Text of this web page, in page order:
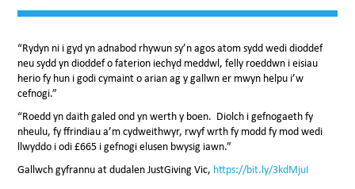
“Rydyn ni i gyd yn adnabod rhywun sy’n agos atom sydd wedi dioddef
neu sydd yn dioddef o faterion iechyd meddwl, felly roeddwn i eisiau
herio fy hun i godi cymaint o arian ag y gallwn er mwyn helpu i’w
cefnogi.”
“Roedd yn daith galed ond yn werth y boen. Diolch i gefnogaeth fy
nheulu, fy ffrindiau a’m cydweithwyr, rwyf wrth fy modd fy mod wedi
llwyddo i odi £665 i gefnogi elusen bwysig iawn.”
Gallwch gyfrannu at dudalen JustGiving Vic, https://bit.ly/3kdMjuI